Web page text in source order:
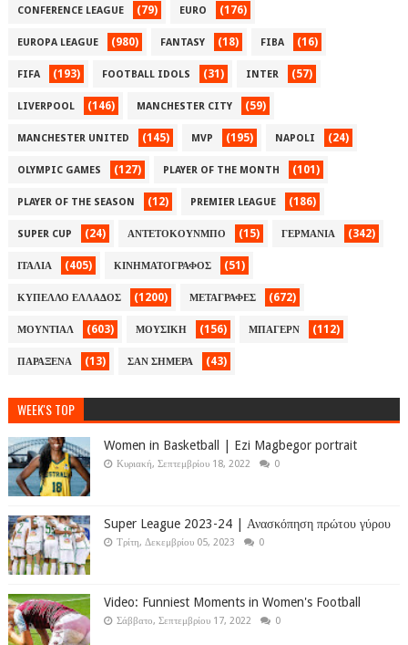
CONFERENCE LEAGUE (79) EURO (176)
EUROPA LEAGUE (980) FANTASY (18) FIBA (16)
FIFA (193) FOOTBALL IDOLS (31) INTER (57)
LIVERPOOL (146) MANCHESTER CITY (59)
MANCHESTER UNITED (145) MVP (195) NAPOLI (24)
OLYMPIC GAMES (127) PLAYER OF THE MONTH (101)
PLAYER OF THE SEASON (12) PREMIER LEAGUE (186)
SUPER CUP (24) ΑΝΤΕΤΟΚΟΥΝΜΠΟ (15) ΓΕΡΜΑΝΙΑ (342)
ΙΤΑΛΙΑ (405) ΚΙΝΗΜΑΤΟΓΡΑΦΟΣ (51)
ΚΥΠΕΛΛΟ ΕΛΛΑΔΟΣ (1200) ΜΕΤΑΓΡΑΦΕΣ (672)
ΜΟΥΝΤΙΑΛ (603) ΜΟΥΣΙΚΗ (156) ΜΠΑΓΕΡΝ (112)
ΠΑΡΑΞΕΝΑ (13) ΣΑΝ ΣΗΜΕΡΑ (43)
WEEK'S TOP
Women in Basketball | Ezi Magbegor portrait
Κυριακή, Σεπτεμβρίου 18, 2022 0
Super League 2023-24 | Ανασκόπηση πρώτου γύρου
Τρίτη, Δεκεμβρίου 05, 2023 0
Video: Funniest Moments in Women's Football
Σάββατο, Σεπτεμβρίου 17, 2022 0